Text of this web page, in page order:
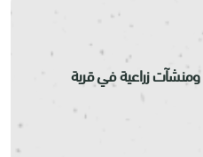
زراعية في قرية